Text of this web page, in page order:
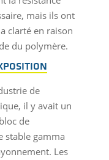
mais ils ont
clarté en raison
du polymère.
de
il y avait un
de
stable gamma
Les